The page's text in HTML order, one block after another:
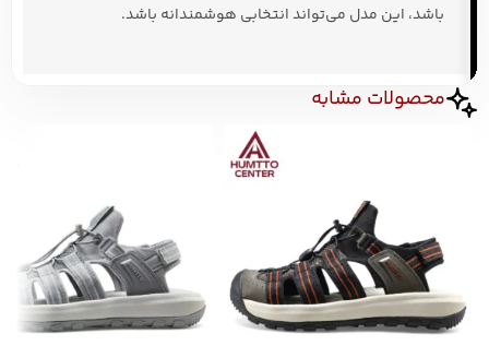
باشد، این مدل می‌تواند انتخابی هوشمندانه باشد.
محصولات مشابه